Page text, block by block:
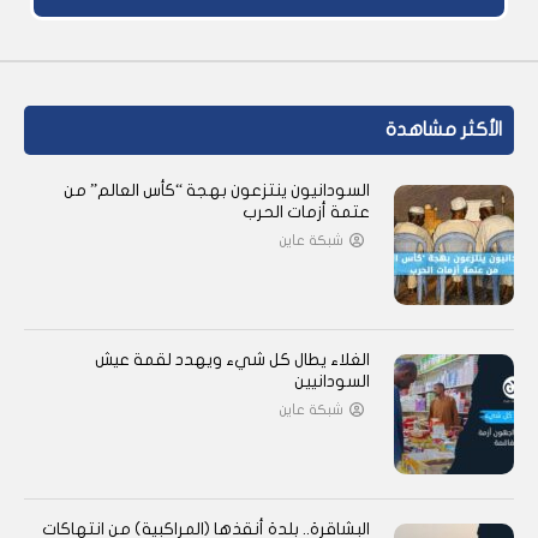
الأكثر مشاهدة
السودانيون ينتزعون بهجة “كأس العالم” من
عتمة أزمات الحرب
شبكة عاين
الغلاء يطال كل شيء ويهدد لقمة عيش
السودانيين
شبكة عاين
البشاقرة.. بلدة أنقذها (المراكبية) من انتهاكات